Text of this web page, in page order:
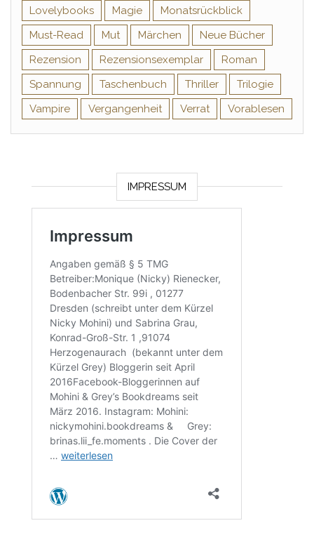
Lovelybooks
Magie
Monatsrückblick
Must-Read
Mut Märchen
Neue Bücher
Rezension
Rezensionsexemplar
Roman
Spannung
Taschenbuch Thriller
Trilogie
Vampire
Vergangenheit Verrat Vorablesen
IMPRESSUM